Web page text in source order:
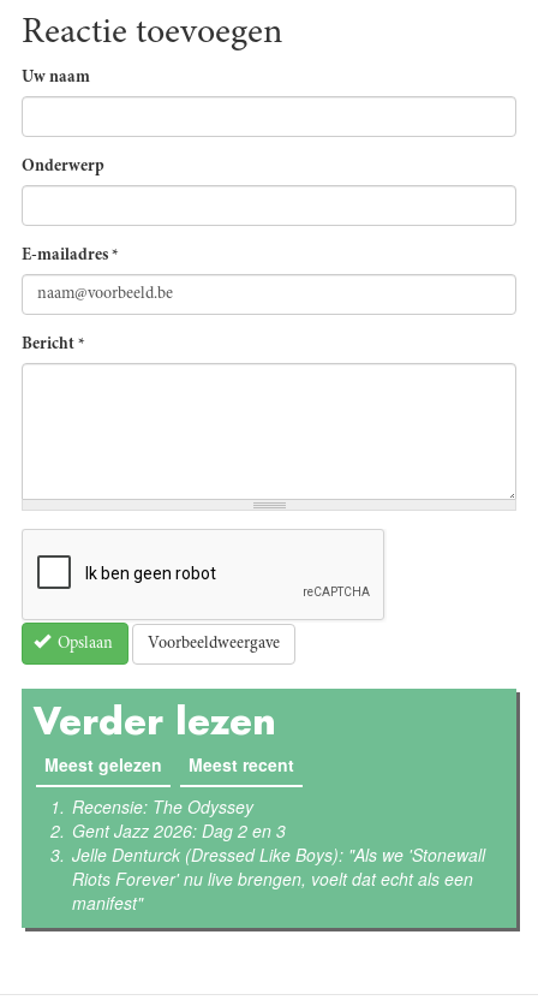
Reactie toevoegen
Uw naam
Onderwerp
E-mailadres *
Bericht *
Opslaan Voorbeeldweergave
Verder lezen
Meest gelezen (actieve tabblad)
Meest recent
Recensie: The Odyssey
Gent Jazz 2026: Dag 2 en 3
Jelle Denturck (Dressed Like Boys): "Als we 'Stonewall
Riots Forever' nu live brengen, voelt dat echt als een
manifest"